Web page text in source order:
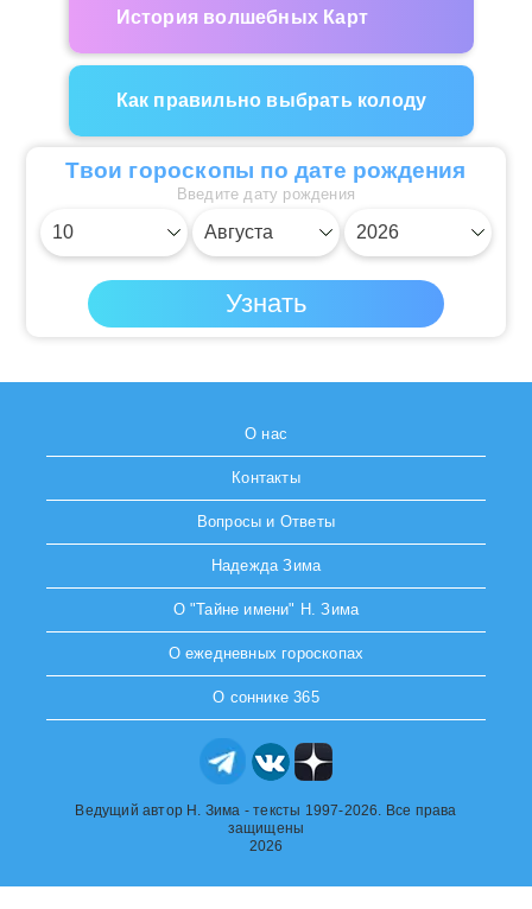
История волшебных Карт
Как правильно выбрать колоду
Твои гороскопы по дате рождения
Введите дату рождения
О нас
Контакты
Вопросы и Ответы
Надежда Зима
О "Тайне имени" Н. Зима
О ежедневных гороскопах
О соннике 365
Ведущий автор Н. Зима - тексты 1997-2026. Все права
защищены
2026